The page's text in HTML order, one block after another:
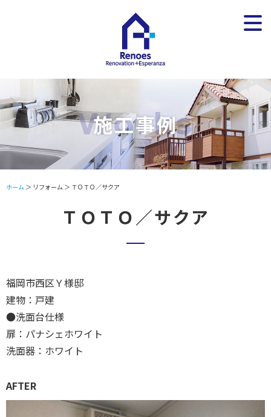
施工事例
ホーム ＞ リフォーム ＞ ＴＯＴＯ／サクア
ＴＯＴＯ／サクア
福岡市西区Ｙ様邸
建物：戸建
●洗面台仕様
扉：パナシェホワイト
洗面器：ホワイト
AFTER